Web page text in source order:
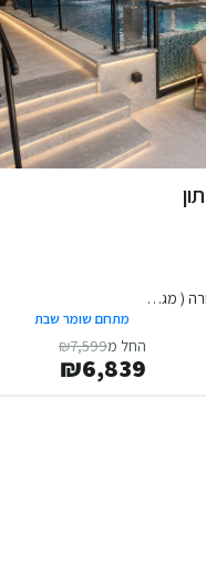
בריכה מחוממת ומקורה ( מגודרת )
מתחם שומר שבת
החל מ₪7,599
₪6,839